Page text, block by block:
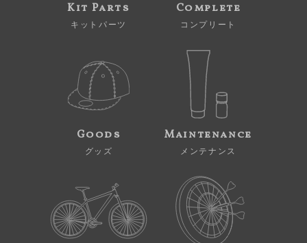
Kit Parts
キットパーツ
Complete
コンプリート
Goods
グッズ
Maintenance
メンテナンス